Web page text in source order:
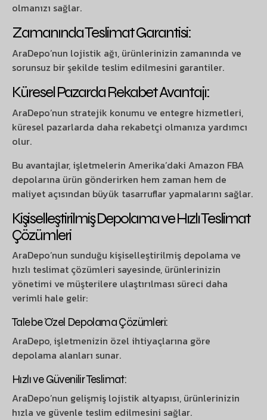
olmanızı sağlar.
Zamanında Teslimat Garantisi:
AraDepo’nun lojistik ağı, ürünlerinizin zamanında ve
sorunsuz bir şekilde teslim edilmesini garantiler.
Küresel Pazarda Rekabet Avantajı:
AraDepo’nun stratejik konumu ve entegre hizmetleri,
küresel pazarlarda daha rekabetçi olmanıza yardımcı
olur.
Bu avantajlar, işletmelerin Amerika’daki Amazon FBA
depolarına ürün gönderirken hem zaman hem de
maliyet açısından büyük tasarruflar yapmalarını sağlar.
Kişiselleştirilmiş Depolama ve Hızlı Teslimat
Çözümleri
AraDepo’nun sunduğu kişiselleştirilmiş depolama ve
hızlı teslimat çözümleri sayesinde, ürünlerinizin
yönetimi ve müşterilere ulaştırılması süreci daha
verimli hale gelir:
Talebe Özel Depolama Çözümleri:
AraDepo, işletmenizin özel ihtiyaçlarına göre
depolama alanları sunar.
Hızlı ve Güvenilir Teslimat:
AraDepo’nun gelişmiş lojistik altyapısı, ürünlerinizin
hızla ve güvenle teslim edilmesini sağlar.